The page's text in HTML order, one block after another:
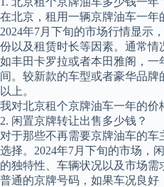
在北京，租用一辆京牌油车一年
2024年7月下旬的市场行情显示
份以及租赁时长等因素。通常情
如丰田卡罗拉或者本田雅阁，一
间。较新款的车型或者豪华品
以上。
我对北京租个京牌油车一年的价
2. 闲置京牌转让出售多少钱？
对于那些不再需要京牌油车的
选择。2024年7月下旬的市场，
的独特性、车辆状况以及市场
普通的京牌号码，如果车况良好